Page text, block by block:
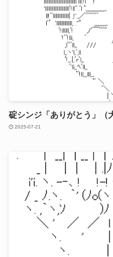
碇シンジ「ありがとう」（
2025-07-21